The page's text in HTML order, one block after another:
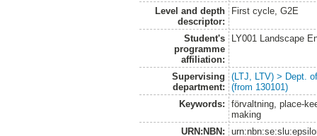
Level and depth
descriptor:
First cycle, G2E
Student's
programme
affiliation:
LY001 Landscape
Supervising
department:
(LTJ, LTV) > Dept.
(from 130101)
Keywords:
förvaltning, place-
making
URN:NBN: